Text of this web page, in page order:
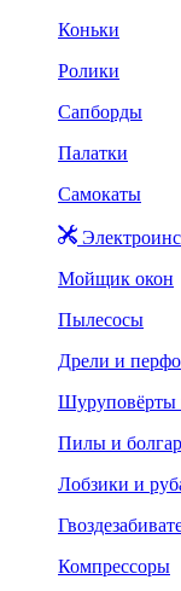
Коньки
Ролики
Сапборды
Палатки
Самокаты
Мойщик окон
Пылесосы
Дрели и
Шуруповёрты
Пилы и
Лобзики и
Компрессоры